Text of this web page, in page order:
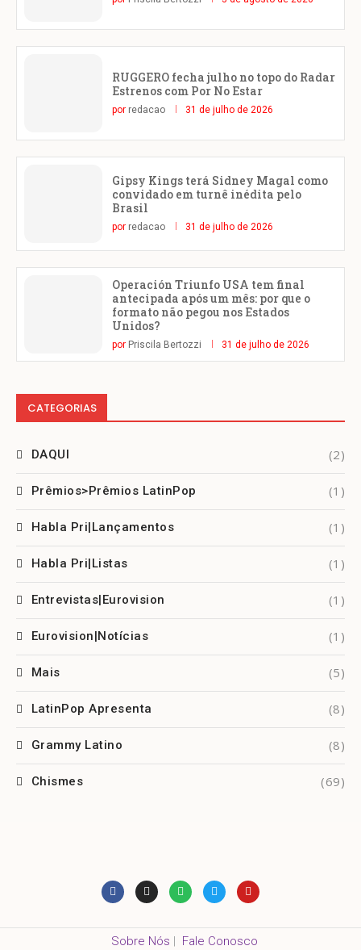
RUGGERO fecha julho no topo do Radar
Estrenos com Por No Estar
por redacao 31 de julho de 2026
Gipsy Kings terá Sidney Magal como
convidado em turnê inédita pelo
Brasil
por redacao 31 de julho de 2026
Operación Triunfo USA tem final
antecipada após um mês: por que o
formato não pegou nos Estados
Unidos?
por Priscila Bertozzi 31 de julho de 2026
CATEGORIAS
DAQUI (2)
Prêmios>Prêmios LatinPop (1)
Habla Pri|Lançamentos (1)
Habla Pri|Listas (1)
Entrevistas|Eurovision (1)
Eurovision|Notícias (1)
Mais (5)
LatinPop Apresenta (8)
Grammy Latino (8)
Chismes (69)
Sobre Nós | Fale Conosco